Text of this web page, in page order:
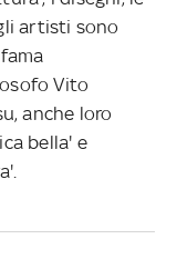
artisti sono
Vito
anche loro
bella' e